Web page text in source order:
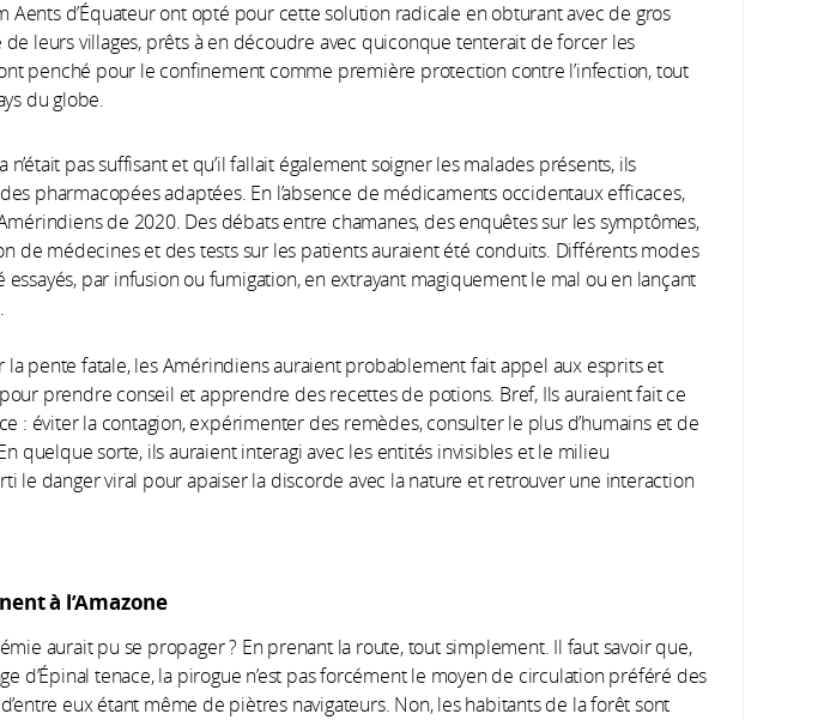
Aents d’Équateur ont opté pour cette solution radicale en obturant avec de gros
de leurs villages, prêts à en découdre avec quiconque tenterait de forcer les
penché pour le confinement comme première protection contre l’infection, tout
du globe.
n’était pas suffisant et qu’il fallait également soigner les malades présents, ils
pharmacopées adaptées. En l’absence de médicaments occidentaux efficaces,
Amérindiens de 2020. Des débats entre chamanes, des enquêtes sur les symptômes,
de médecines et des tests sur les patients auraient été conduits. Différents modes
essayés, par infusion ou fumigation, en extrayant magiquement le mal ou en lançant
la pente fatale, les Amérindiens auraient probablement fait appel aux esprits et
prendre conseil et apprendre des recettes de potions. Bref, Ils auraient fait ce
: éviter la contagion, expérimenter des remèdes, consulter le plus d’humains et de
quelque sorte, ils auraient interagi avec les entités invisibles et le milieu
le danger viral pour apaiser la discorde avec la nature et retrouver une interaction
à l’Amazone
aurait pu se propager ? En prenant la route, tout simplement. Il faut savoir que,
d’Épinal tenace, la pirogue n’est pas forcément le moyen de circulation préféré des
eux étant même de piètres navigateurs. Non, les habitants de la forêt sont